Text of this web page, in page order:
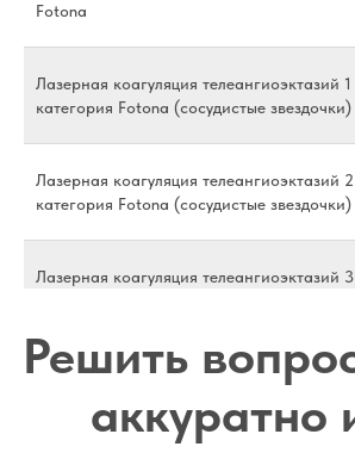
Fotona
Лазерная коагуляция телеангиоэктазий 1
категория Fotona (сосудистые звездочки)
Лазерная коагуляция телеангиоэктазий 2
категория Fotona (сосудистые звездочки)
Лазерная коагуляция телеангиоэктазий 3
Лазерная коагуляция телеангиоэтазий,